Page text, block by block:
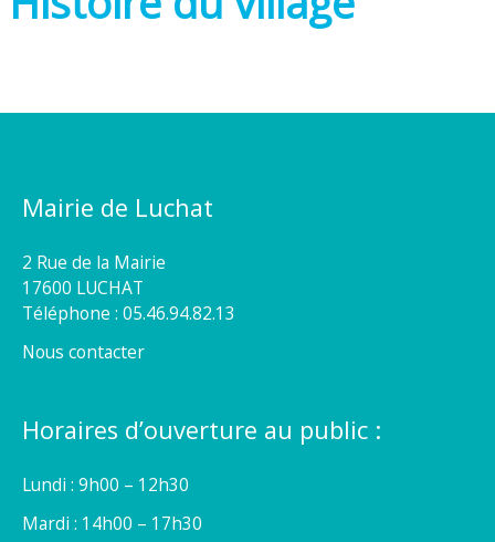
Mairie de Luchat
2 Rue de la Mairie
17600 LUCHAT
Téléphone : 05.46.94.82.13
Nous contacter
Horaires d’ouverture au public :
Lundi : 9h00 – 12h30
Mardi : 14h00 – 17h30